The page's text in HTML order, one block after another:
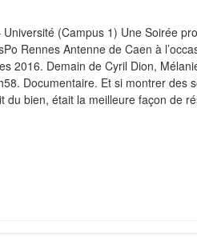
Université (Campus 1) Une Soirée
Rennes Antenne de Caen à
2016. Demain de Cyril Dion,
Documentaire. Et si montrer des
du bien, était la meilleure façon de